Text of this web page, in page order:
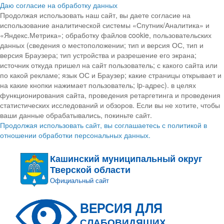
Даю согласие на обработку данных
Продолжая использовать наш сайт, вы даете согласие на
использование аналитической системы «Спутник/Аналитика» и
«Яндекс.Метрика»; обработку файлов cookie, пользовательских
данных (сведения о местоположении; тип и версия ОС, тип и
версия Браузера; тип устройства и разрешение его экрана;
источник откуда пришел на сайт пользователь; с какого сайта или
по какой рекламе; язык ОС и Браузер; какие страницы открывает и
на какие кнопки нажимает пользователь; ip-адрес). в целях
функционирования сайта, проведения ретаргетинга и проведения
статистических исследований и обзоров. Если вы не хотите, чтобы
ваши данные обрабатывались, покиньте сайт.
Продолжая использовать сайт, вы соглашаетесь с политикой в
отношении обработки персональных данных.